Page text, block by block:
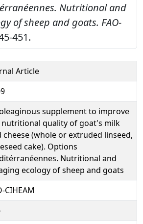
Nutritional and
of sheep and goats. FAO-
451.
Article
supplement to improve
quality of goat's milk
cheese (whole or extruded linseed,
cake). Options
Nutritional and
ecology of sheep and goats
CIHEAM